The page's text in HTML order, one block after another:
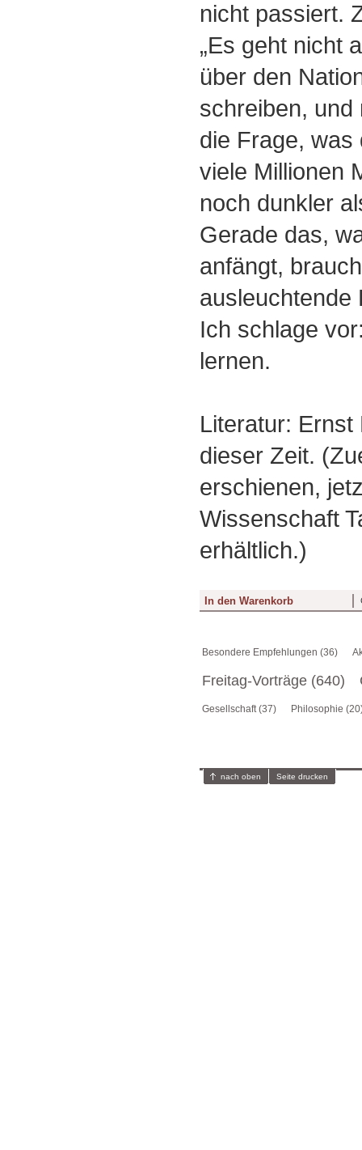
nicht passiert.
„Es geht nicht
über den
schreiben,
die Frage,
viele Millionen
noch dunkler
Gerade das,
anfängt,
ausleuchtende
Ich schlage
lernen.
Literatur:
dieser Zeit.
erschienen,
Wissenschaft
erhältlich.)
Besondere Empfehlungen (36)
Freitag-Vorträge (640)
Gesellschaft (37) Philosophie
nach oben Seite drucken